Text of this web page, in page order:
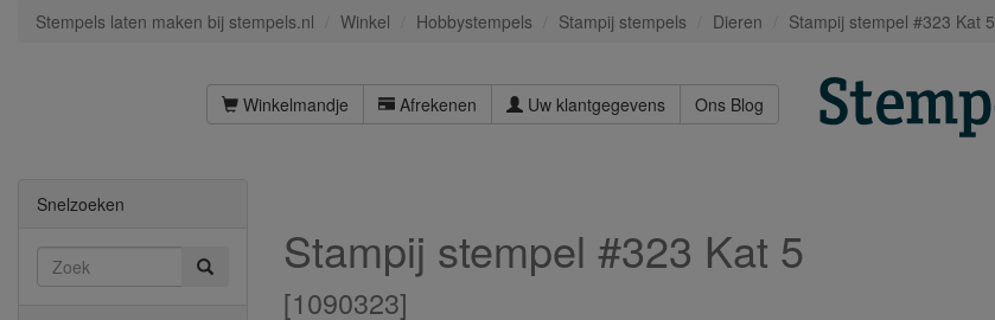
Stempels laten maken bij stempels.nl Winkel Hobbystempels Stampij stempels Dieren Stampij stempel #323 Kat 5
Winkelmandje Afrekenen Uw klantgegevens Ons Blog
Stampij stempel #323 Kat 5
[1090323]
Snelzoeken